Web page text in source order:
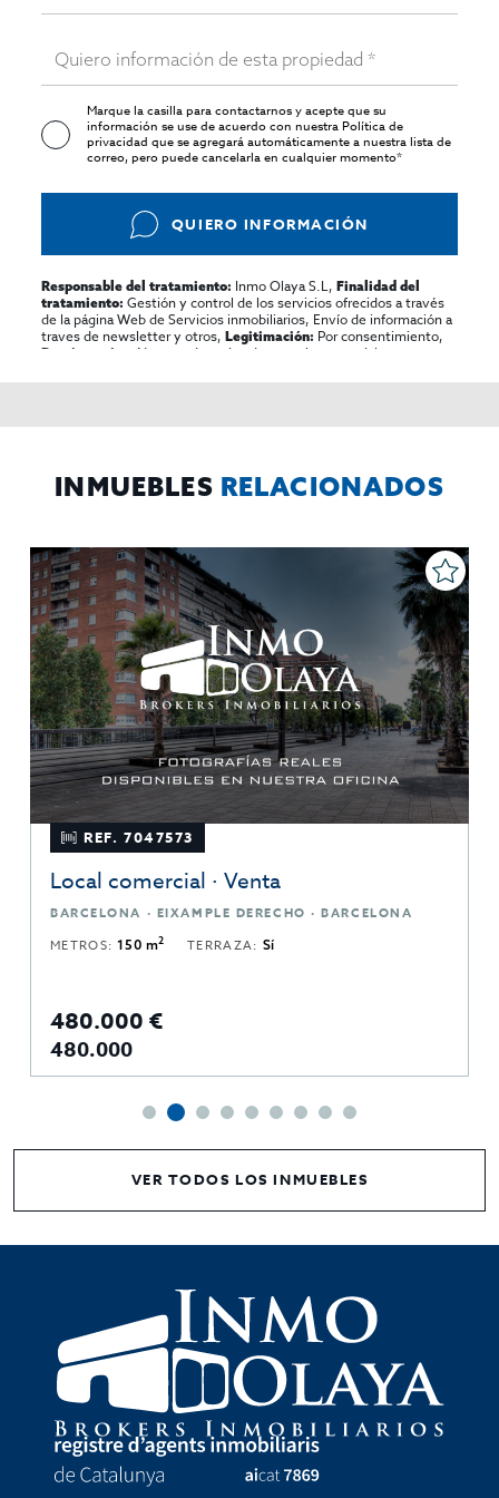
Marque la casilla para contactarnos y acepte que su
información se use de acuerdo con nuestraPolítica de
privacidadque se agregará automáticamente a nuestra lista de
correo, pero puede cancelarla en cualquier momento*
QUIERO INFORMACIÓN
Responsable del tratamiento: Inmo Olaya S.L,Finalidad del
tratamiento: Gestión y control de los servicios ofrecidos a través
de la página Web de Servicios inmobiliarios, Envío de información a
traves de newsletter y otros,Legitimación: Por consentimiento,
Destinatarios:
No se cederan los datos, salvo para elaborar
rectificar y suprimir los datos, solicitar la portabilidad de los
INMUEBLES RELACIONADOS
REF. 7047573
Local comercial · Venta
BARCELONA · EIXAMPLE DERECHO · BARCELONA
METROS:150 m2 TERRAZA: Sí
480.000 €
480.000
VER TODOS LOS INMUEBLES